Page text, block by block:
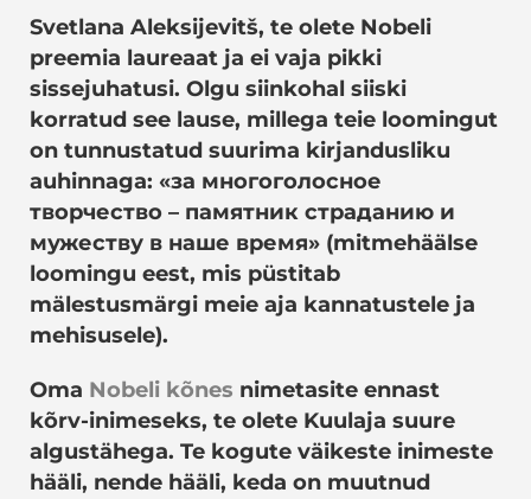
Svetlana Aleksijevitš, te olete Nobeli
preemia laureaat ja ei vaja pikki
sissejuhatusi. Olgu siinkohal siiski
korratud see lause, millega teie loomingut
on tunnustatud suurima kirjandusliku
auhinnaga: «за многоголосное
творчество – памятник страданию и
мужеству в наше время» (mitmehäälse
loomingu eest, mis püstitab
mälestusmärgi meie aja kannatustele ja
mehisusele).
Oma Nobeli kõnes nimetasite ennast
kõrv-inimeseks, te olete Kuulaja suure
algustähega. Te kogute väikeste inimeste
hääli, nende hääli, keda on muutnud